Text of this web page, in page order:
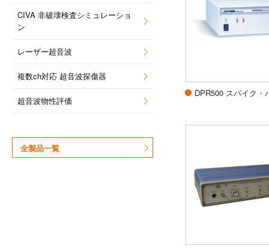
DPR500 スパイク・
CIVA 非破壊検査シミュレーショ
ン
レーザー超音波
複数ch対応 超音波探傷器
超音波物性評価
全製品一覧